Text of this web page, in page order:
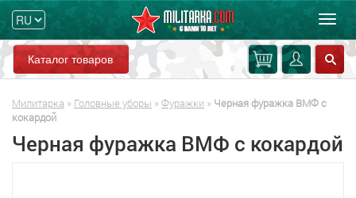
Каталог товаров
Милитарка » Головные уборы » Фуражки » Черная фуражка ВМФ с
кокардой
Черная фуражка ВМФ с кокардой